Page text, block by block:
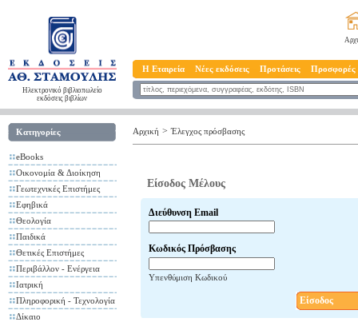
Ηλεκτρονικό βιβλιοπωλείο
εκδόσεις βιβλίων
Η Εταιρεία Νέες εκδόσεις Προτάσεις Προσφορές
Κατηγορίες
eBooks
Οικονομία & Διοίκηση
Γεωτεχνικές Επιστήμες
Εφηβικά
Θεολογία
Παιδικά
Θετικές Επιστήμες
Περιβάλλον - Ενέργεια
Ιατρική
Πληροφορική - Τεχνολογία
Δίκαιο
Αρχική > Έλεγχος πρόσβασης
Είσοδος Μέλους
Διεύθυνση Email
Κωδικός Πρόσβασης
Υπενθύμιση Κωδικού
Είσοδος